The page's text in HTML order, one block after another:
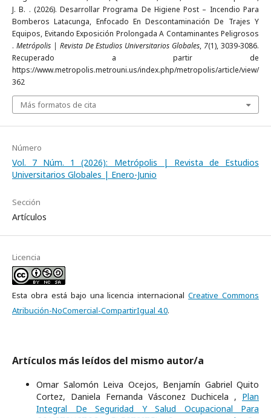
J. B. . (2026). Desarrollar Programa De Higiene Post – Incendio Para
Bomberos Latacunga, Enfocado En Descontaminación De Trajes Y
Equipos, Evitando Exposición Prolongada A Contaminantes Peligrosos
. Metrópolis | Revista De Estudios Universitarios Globales, 7(1), 3039-3086.
Recuperado a partir de
https://www.metropolis.metrouni.us/index.php/metropolis/article/view/
362
Más formatos de cita
Número
Vol. 7 Núm. 1 (2026): Metrópolis | Revista de Estudios
Universitarios Globales | Enero-Junio
Sección
Artículos
Licencia
Esta obra está bajo una licencia internacionalCreative Commons
Atribución-NoComercial-CompartirIgual 4.0.
Artículos más leídos del mismo autor/a
Omar Salomón Leiva Ocejos, Benjamín Gabriel Quito
Cortez, Daniela Fernanda Vásconez Duchicela , Plan
Integral De Seguridad Y Salud Ocupacional Para